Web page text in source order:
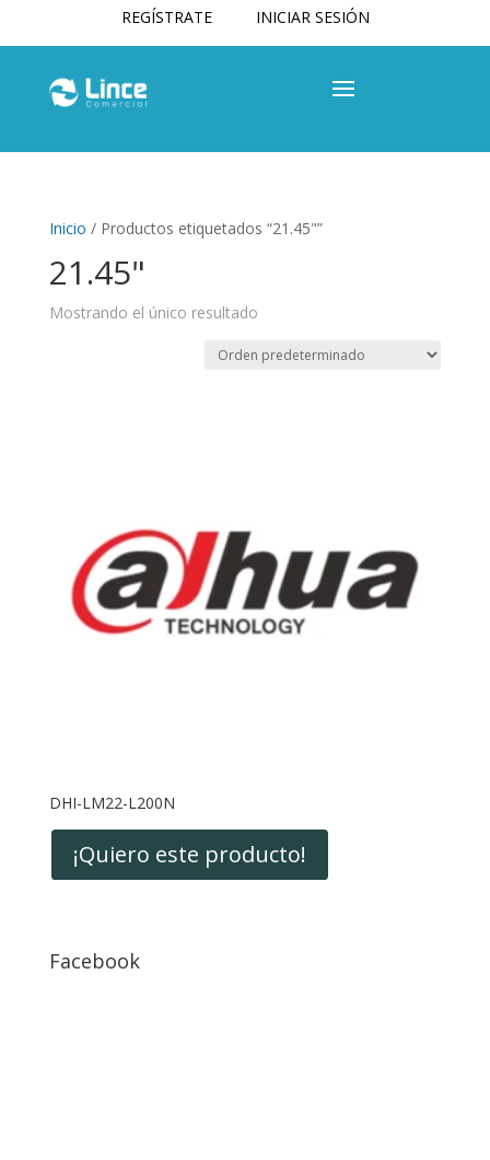
REGÍSTRATE INICIAR SESIÓN
Inicio / Productos etiquetados “21.45"”
21.45"
Mostrando el único resultado
DHI-LM22-L200N
¡Quiero este producto!
Facebook